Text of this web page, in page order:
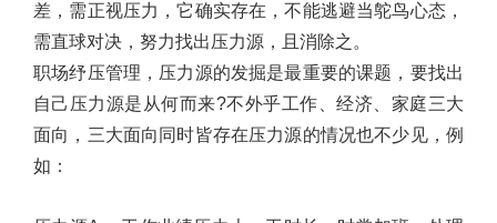
差，需正视压力，它确实存在，不能逃避当鸵鸟心态，
需直球对决，努力找出压力源，且消除之。
职场纾压管理，压力源的发掘是最重要的课题，要找出
自己压力源是从何而来?不外乎工作 、经济
家庭三大
面向，三大面向同时皆存在压力源的情况也不少见，例
如 ：